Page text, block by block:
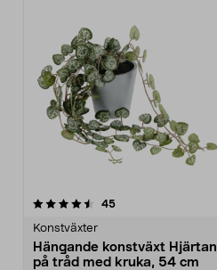
45recensioner
Konstväxter
Hängande konstväxt Hjärtan
på tråd med kruka, 54 cm
4.5 av 5 stjärnor